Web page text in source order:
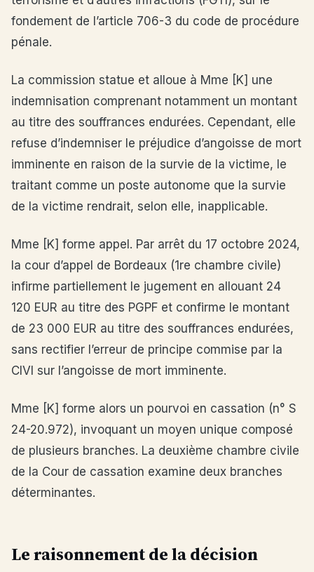
fondement de l’article 706-3 du code de procédure
pénale.
La commission statue et alloue à Mme [K] une
indemnisation comprenant notamment un montant
au titre des souffrances endurées. Cependant, elle
refuse d’indemniser le préjudice d’angoisse de mort
imminente en raison de la survie de la victime, le
traitant comme un poste autonome que la survie
de la victime rendrait, selon elle, inapplicable.
Mme [K] forme appel. Par arrêt du 17 octobre 2024,
la cour d’appel de Bordeaux (1re chambre civile)
infirme partiellement le jugement en allouant 24
120 EUR au titre des PGPF et confirme le montant
de 23 000 EUR au titre des souffrances endurées,
sans rectifier l’erreur de principe commise par la
CIVI sur l’angoisse de mort imminente.
Mme [K] forme alors un pourvoi en cassation (n° S
24-20.972), invoquant un moyen unique composé
de plusieurs branches. La deuxième chambre civile
de la Cour de cassation examine deux branches
déterminantes.
Le raisonnement de la décision